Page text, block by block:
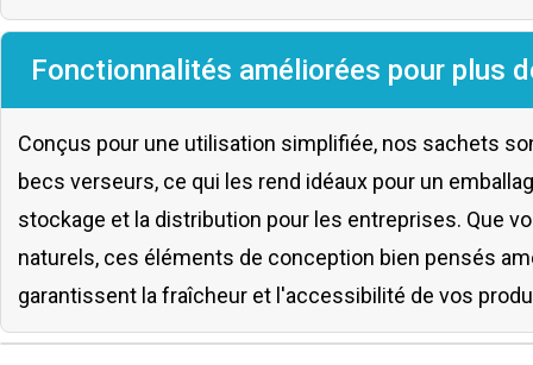
Fonctionnalités améliorées pour plus
Conçus pour une utilisation simplifiée, nos sachets
becs verseurs, ce qui les rend idéaux pour un
stockage et la distribution pour les entreprises. Que
naturels, ces éléments de conception bien pensés
garantissent la fraîcheur et l'accessibilité de vos